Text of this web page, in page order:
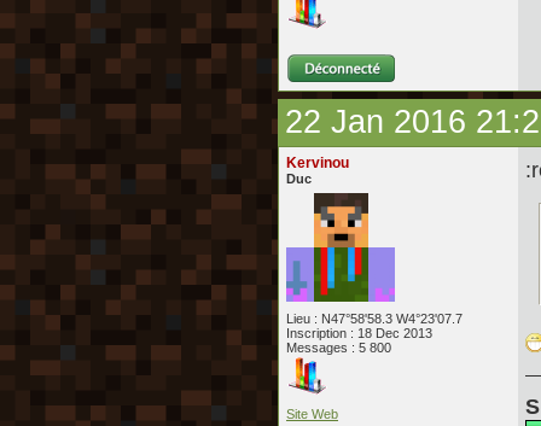
22 Jan 2016
Kervinou
Duc
Lieu : N47°58'58.3 W4°23'07.7
Inscription : 18 Dec 2013
Messages : 5 800
Site Web